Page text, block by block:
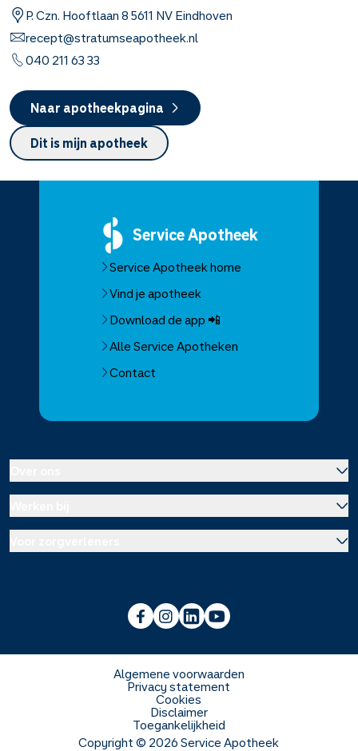
P. Czn. Hooftlaan85611 NVEindhoven
recept@stratumseapotheek.nl
040 211 63 33
Naar apotheekpagina
Dit is mijn apotheek
ServiceApotheek
Service Apotheek home
Vind je apotheek
Download de app 📲
Alle Service Apotheken
Contact
Franchise informatie
Voorlichting scholen
Algemene voorwaarden
Privacy statement
Cookies
Disclaimer
Toegankelijkheid
Copyright © 2026 Service Apotheek